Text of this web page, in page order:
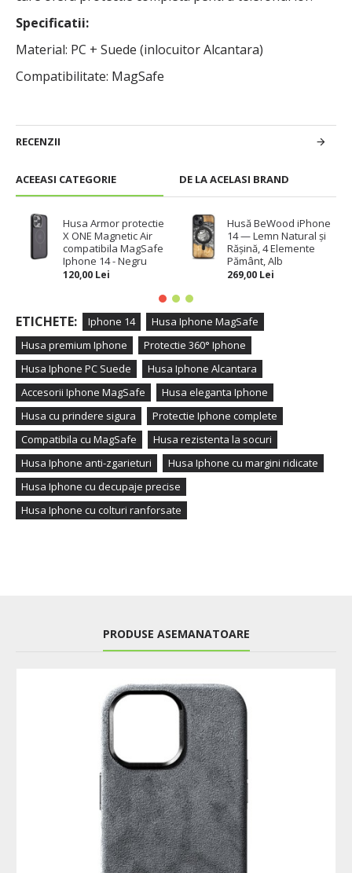
ACEEASI CATEGORIE DE LA ACELASI BRAND
Husa Armor protectie
X ONE Magnetic Air
compatibila MagSafe
Iphone 14 - Negru
120,00 Lei
Husă BeWood iPhone
14 — Lemn Natural și
Rășină, 4 Elemente
Pământ, Alb
269,00 Lei
Specificatii:
Material: PC + Suede (inlocuitor Alcantara)
Compatibilitate: MagSafe
RECENZII
ETICHETE: Iphone 14
Husa Iphone MagSafe
Husa premium Iphone
Protectie 360° Iphone
Husa Iphone PC Suede
Husa Iphone Alcantara
Accesorii Iphone MagSafe
Husa eleganta Iphone
Husa cu prindere sigura
Protectie Iphone complete
Compatibila cu MagSafe
Husa rezistenta la socuri
Husa Iphone anti-zgarieturi
Husa Iphone cu margini ridicate
Husa Iphone cu decupaje precise
Husa Iphone cu colturi ranforsate
PRODUSE ASEMANATOARE